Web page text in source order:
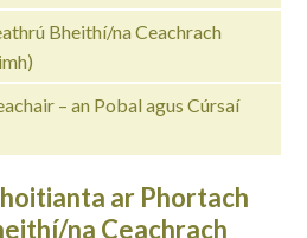
Bheithí/na Ceachrach
– an Pobal agus Cúrsaí
ar Phortach
na Ceachrach